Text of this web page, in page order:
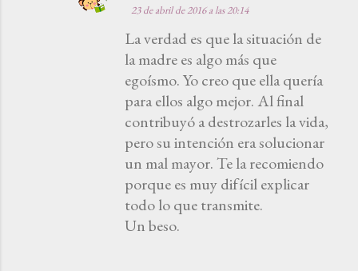
23 de abril de 2016 a las 20:14
La verdad es que la situación de
la madre es algo más que
egoísmo. Yo creo que ella quería
para ellos algo mejor. Al final
contribuyó a destrozarles la vida,
pero su intención era solucionar
un mal mayor. Te la recomiendo
porque es muy difícil explicar
todo lo que transmite.
Un beso.